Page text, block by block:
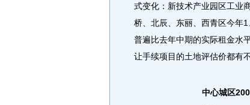
式变化：新技术产业园区工业
桥、北辰、东丽、西青区今年
普遍比去年中期的实际租金水
让手续项目的土地评估价都有
中心城区